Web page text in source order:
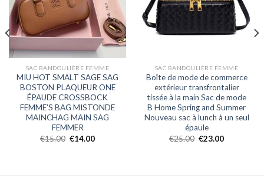
SAC BANDOULIÈRE FEMME
MIU HOT SMALT SAGE SAG
BOSTON PLAQUEUR ONE
ÉPAUDE CROSSBOCK
FEMME’S BAG MISTONDE
MAINCHAG MAIN SAG
FEMMER
€15.00 €14.00
SAC BANDOULIÈRE FEMME
Boîte de mode de commerce
extérieur transfrontalier
tissée à la main Sac de mode
B Home Spring and Summer
Nouveau sac à lunch à un seul
épaule
€25.00 €23.00